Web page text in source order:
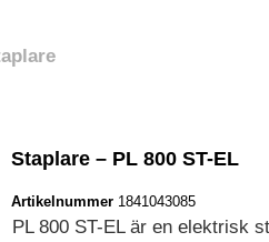
Staplare – PL 800 ST-EL
Artikelnummer 1841043085
PL 800 ST-EL är en elektrisk